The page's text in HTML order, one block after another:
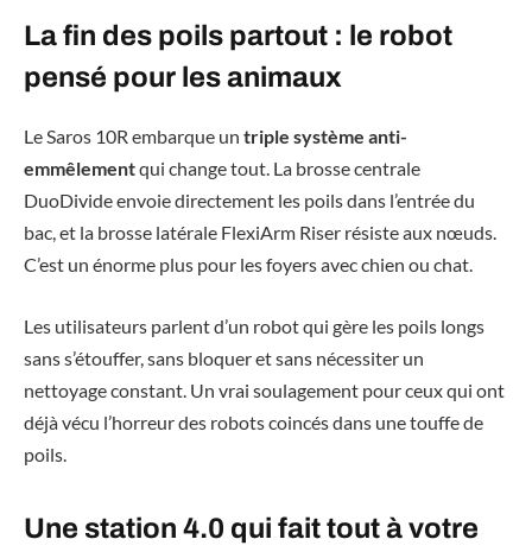
La fin des poils partout : le robot
pensé pour les animaux
Le Saros 10R embarque un triple système anti-
emmêlementqui change tout. La brosse centrale
DuoDivide envoie directement les poils dans l’entrée du
bac, et la brosse latérale FlexiArm Riser résiste aux nœuds.
C’est un énorme plus pour les foyers avec chien ou chat.
Les utilisateurs parlent d’un robot qui gère les poils longs
sans s’étouffer, sans bloquer et sans nécessiter un
nettoyage constant. Un vrai soulagement pour ceux qui ont
déjà vécu l’horreur des robots coincés dans une touffe de
poils.
Une station 4.0 qui fait tout à votre